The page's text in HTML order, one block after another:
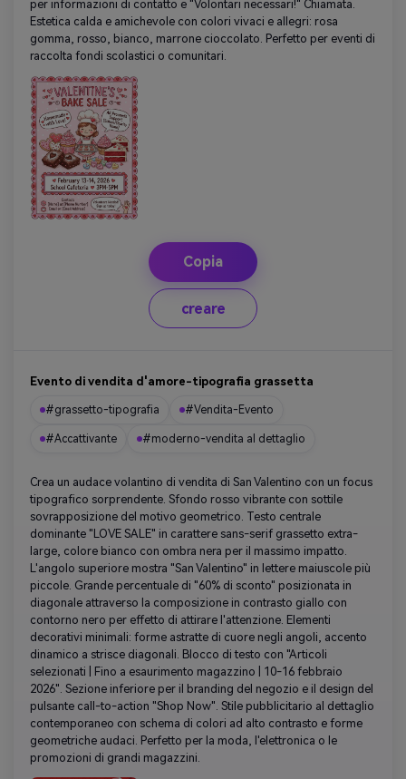
per informazioni di contatto e "Volontari necessari!" Chiamata.
Estetica calda e amichevole con colori vivaci e allegri: rosa
gomma, rosso, bianco, marrone cioccolato. Perfetto per eventi di
raccolta fondi scolastici o comunitari.
Copia
creare
Evento di vendita d'amore-tipografia grassetta
#grassetto-tipografia #Vendita-Evento
#Accattivante #moderno-vendita al dettaglio
Crea un audace volantino di vendita di San Valentino con un focus
tipografico sorprendente. Sfondo rosso vibrante con sottile
sovrapposizione del motivo geometrico. Testo centrale
dominante "LOVE SALE" in carattere sans-serif grassetto extra-
large, colore bianco con ombra nera per il massimo impatto.
L'angolo superiore mostra "San Valentino" in lettere maiuscole più
piccole. Grande percentuale di "60% di sconto" posizionata in
diagonale attraverso la composizione in contrasto giallo con
contorno nero per effetto di attirare l'attenzione. Elementi
decorativi minimali: forme astratte di cuore negli angoli, accento
dinamico a strisce diagonali. Blocco di testo con "Articoli
selezionati | Fino a esaurimento magazzino | 10-16 febbraio
2026". Sezione inferiore per il branding del negozio e il design del
pulsante call-to-action "Shop Now". Stile pubblicitario al dettaglio
contemporaneo con schema di colori ad alto contrasto e forme
geometriche audaci. Perfetto per la moda, l'elettronica o le
promozioni di grandi magazzini.